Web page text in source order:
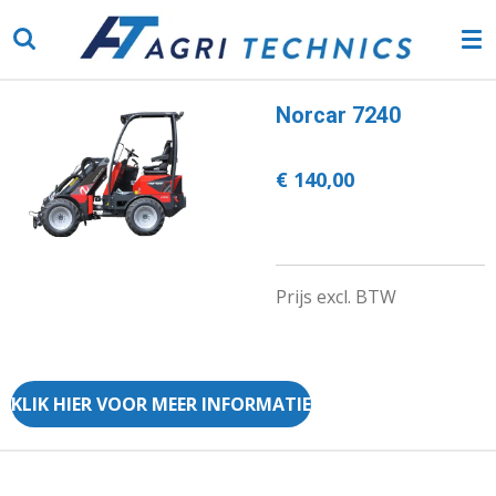
direct
Norcar 7240
€ 140,00
Prijs excl. BTW
KLIK HIER VOOR MEER INFORMATIE